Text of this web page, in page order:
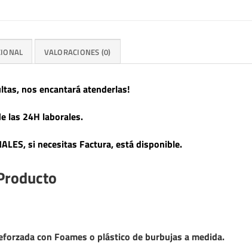
VALORACIONES (0)
nos encantará atenderlas!
las 24H laborales.
si necesitas Factura, está disponible.
con Foames o plástico de burbujas a medida.